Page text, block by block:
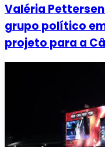
Valéria
grupo político
projeto para a